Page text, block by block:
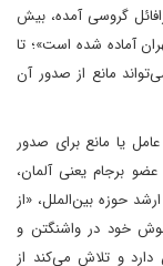
گروسی آمده‌، بیش
آماده شده است»؛ تا
مانع از صدور آن
یا مانع برای صدور
عضو برجام یعنی آلمان،
حوزه بین‌الملل، «از
خود در واشنگتن و
و تلاش می‌کند از